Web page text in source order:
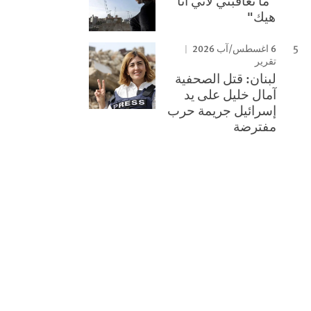
هيك"
6 اغسطس/آب 2026
تقرير
لبنان: قتل الصحفية
آمال خليل على يد
إسرائيل جريمة حرب
مفترضة